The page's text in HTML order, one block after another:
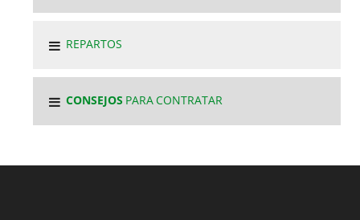
REPARTOS
CONSEJOS PARA CONTRATAR